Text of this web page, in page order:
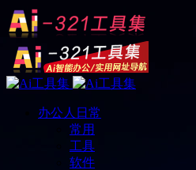
办公人日常
常用
工具
软件